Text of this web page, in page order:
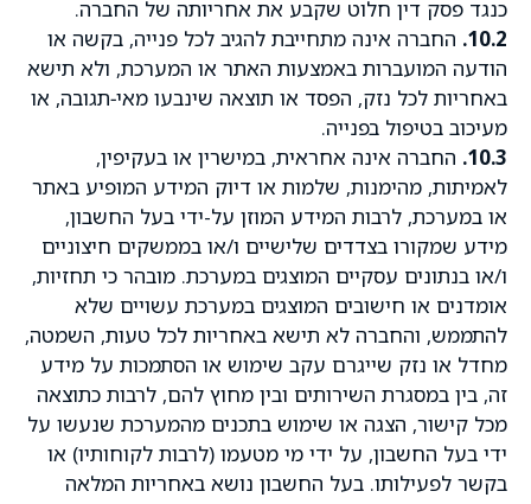
כנגד פסק דין חלוט שקבע את אחריותה של החברה.
10.2. החברה אינה מתחייבת להגיב לכל פנייה, בקשה או
הודעה המועברות באמצעות האתר או המערכת, ולא תישא
באחריות לכל נזק, הפסד או תוצאה שינבעו מאי‑תגובה, או
מעיכוב בטיפול בפנייה.
10.3. החברה אינה אחראית, במישרין או בעקיפין,
לאמיתות, מהימנות, שלמות או דיוק המידע המופיע באתר
או במערכת, לרבות המידע המוזן על-ידי בעל החשבון,
מידע שמקורו בצדדים שלישיים ו/או בממשקים חיצוניים
ו/או בנתונים עסקיים המוצגים במערכת. מובהר כי תחזיות,
אומדנים או חישובים המוצגים במערכת עשויים שלא
להתממש, והחברה לא תישא באחריות לכל טעות, השמטה,
מחדל או נזק שייגרם עקב שימוש או הסתמכות על מידע
זה, בין במסגרת השירותים ובין מחוץ להם, לרבות כתוצאה
מכל קישור, הצגה או שימוש בתכנים מהמערכת שנעשו על
ידי בעל החשבון, על ידי מי מטעמו (לרבות לקוחותיו) או
בקשר לפעילותו. בעל החשבון נושא באחריות המלאה